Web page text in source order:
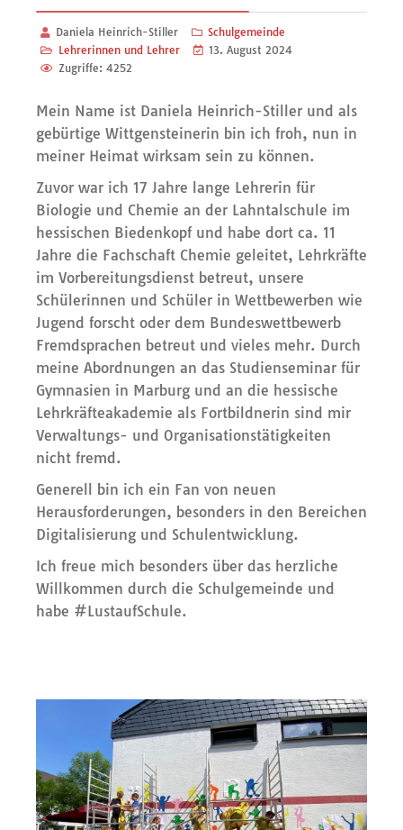
Daniela Heinrich-Stiller
Schulgemeinde
Lehrerinnen und Lehrer
13. August 2024
Zugriffe: 4252
Mein Name ist Daniela Heinrich-Stiller und als
gebürtige Wittgensteinerin bin ich froh, nun in
meiner Heimat wirksam sein zu können.
Zuvor war ich 17 Jahre lange Lehrerin für
Biologie und Chemie an der Lahntalschule im
hessischen Biedenkopf und habe dort ca. 11
Jahre die Fachschaft Chemie geleitet, Lehrkräfte
im Vorbereitungsdienst betreut, unsere
Schülerinnen und Schüler in Wettbewerben wie
Jugend forscht oder dem Bundeswettbewerb
Fremdsprachen betreut und vieles mehr. Durch
meine Abordnungen an das Studienseminar für
Gymnasien in Marburg und an die hessische
Lehrkräfteakademie als Fortbildnerin sind mir
Verwaltungs- und Organisationstätigkeiten
nicht fremd.
Generell bin ich ein Fan von neuen
Herausforderungen, besonders in den Bereichen
Digitalisierung und Schulentwicklung.
Ich freue mich besonders über das herzliche
Willkommen durch die Schulgemeinde und
habe #LustaufSchule.